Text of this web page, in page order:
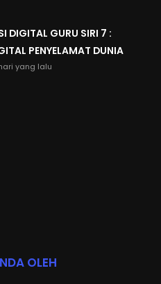
DIGITAL GURU SIRI 7 :
PENYELAMAT DUNIA
yang lalu
OLEH